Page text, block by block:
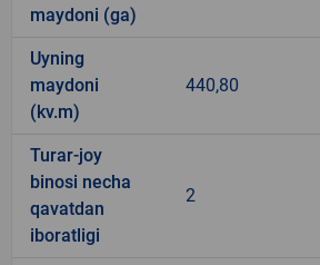
maydoni (ga)
Uyning
maydoni
(kv.m)
440,80
Turar-joy
binosi necha
qavatdan
iboratligi
2